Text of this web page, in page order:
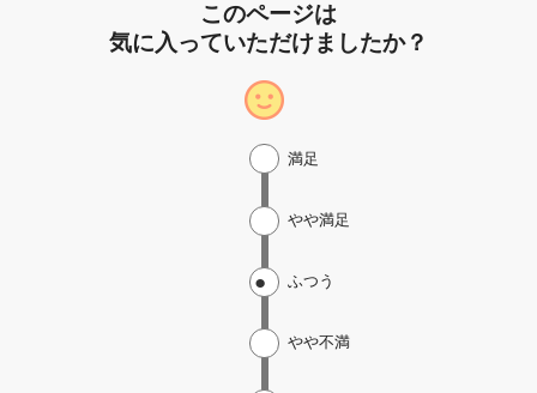
このページは
気に入っていただけましたか？
やや不満
ふつう
やや満足
満足